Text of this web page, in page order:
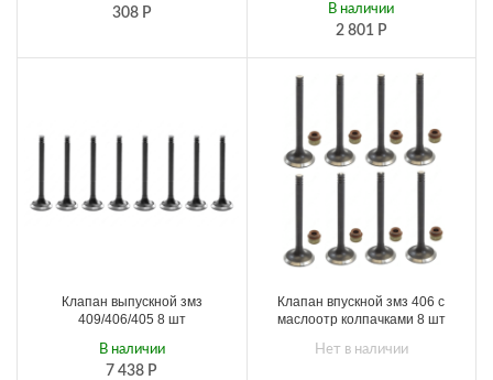
308 Р
2 801 Р
В наличии
Клапан выпускной змз
409/406/405 8 шт
7 438 Р
В наличии
Клапан впускной змз 406 с
маслоотр колпачками 8 шт
Нет в наличии